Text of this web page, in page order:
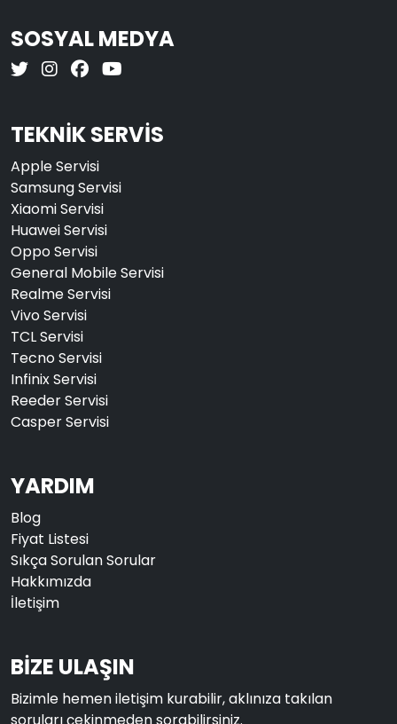
SOSYAL MEDYA
TEKNİK SERVİS
Apple Servisi
Samsung Servisi
Xiaomi Servisi
Huawei Servisi
Oppo Servisi
General Mobile Servisi
Realme Servisi
Vivo Servisi
TCL Servisi
Tecno Servisi
Infinix Servisi
Reeder Servisi
Casper Servisi
YARDIM
Blog
Fiyat Listesi
Sıkça Sorulan Sorular
Hakkımızda
İletişim
BİZE ULAŞIN
Bizimle hemen iletişim kurabilir, aklınıza takılan
soruları çekinmeden sorabilirsiniz.